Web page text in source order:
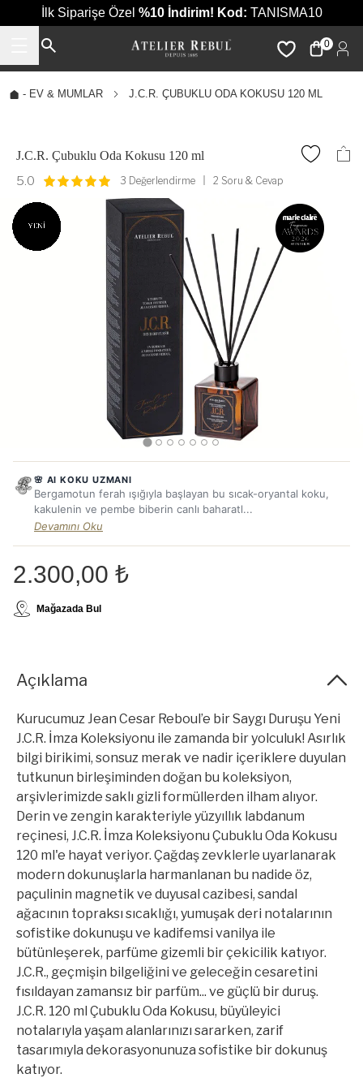
İlk Siparişe Özel %10 İndirim! Kod: TANISMA10
0
- EV & MUMLAR J.C.R. ÇUBUKLU ODA KOKUSU 120 ML
J.C.R. Çubuklu Oda Kokusu 120 ml
5.0 3 Değerlendirme 2 Soru & Cevap
🌸 AI KOKU UZMANI
Bergamotun ferah ışığıyla başlayan bu sıcak-oryantal koku,
kakulenin ve pembe biberin canlı baharatl...
Devamını Oku
2.300,00 ₺
Mağazada Bul
Açıklama
Kurucumuz Jean Cesar Reboul’e bir Saygı Duruşu Yeni
J.C.R. İmza Koleksiyonu ile zamanda bir yolculuk! Asırlık
bilgi birikimi, sonsuz merak ve nadir içeriklere duyulan
tutkunun birleşiminden doğan bu koleksiyon,
arşivlerimizde saklı gizli formüllerden ilham alıyor.
Derin ve zengin karakteriyle yüzyıllık labdanum
reçinesi, J.C.R. İmza Koleksiyonu Çubuklu Oda Kokusu
120 ml'e hayat veriyor. Çağdaş zevklerle uyarlanarak
modern dokunuşlarla harmanlanan bu nadide öz,
paçulinin magnetik ve duyusal cazibesi, sandal
ağacının topraksı sıcaklığı, yumuşak deri notalarının
sofistike dokunuşu ve kadifemsi vanilya ile
bütünleşerek, parfüme gizemli bir çekicilik katıyor.
J.C.R., geçmişin bilgeliğini ve geleceğin cesaretini
fısıldayan zamansız bir parfüm... ve güçlü bir duruş.
J.C.R. 120 ml Çubuklu Oda Kokusu, büyüleyici
notalarıyla yaşam alanlarınızı sararken, zarif
tasarımıyla dekorasyonunuza sofistike bir dokunuş
katıyor.